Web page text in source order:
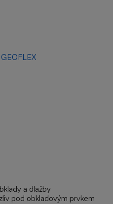
a dlažby
pod obkladovým prvkem